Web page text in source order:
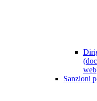
Sanzioni